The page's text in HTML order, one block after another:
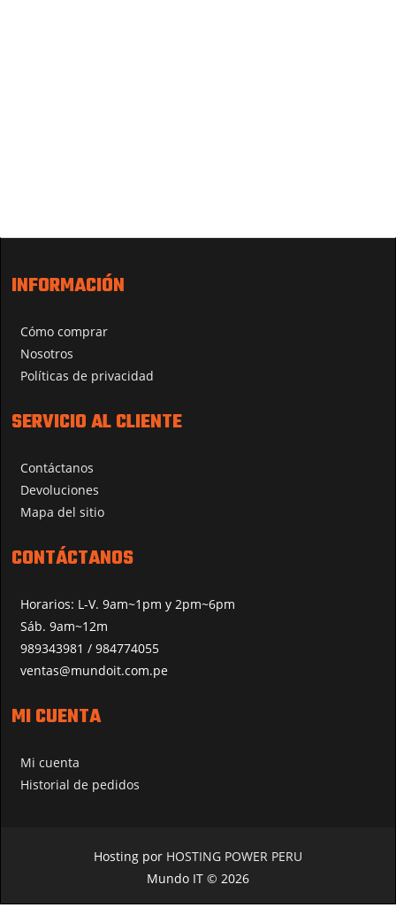
INFORMACIÓN
Cómo comprar
Nosotros
Políticas de privacidad
SERVICIO AL CLIENTE
Contáctanos
Devoluciones
Mapa del sitio
CONTÁCTANOS
Horarios: L-V. 9am~1pm y 2pm~6pm
Sáb. 9am~12m
989343981 / 984774055
ventas@mundoit.com.pe
MI CUENTA
Mi cuenta
Historial de pedidos
Hosting por HOSTING POWER PERU
Mundo IT © 2026